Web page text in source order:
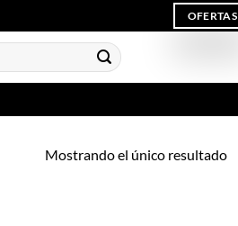
OFERTAS
Mostrando el único resultado